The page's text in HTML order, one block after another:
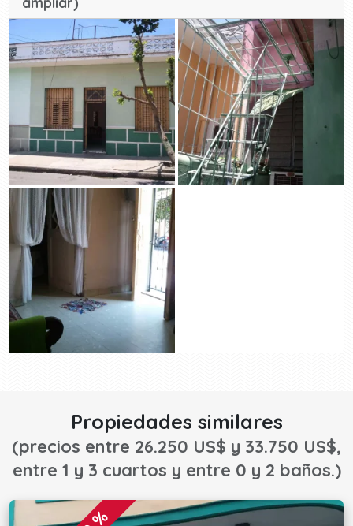
Propiedades similares
(precios entre 26.250 US$ y 33.750 US$,
entre 1 y 3 cuartos y entre 0 y 2 baños.)